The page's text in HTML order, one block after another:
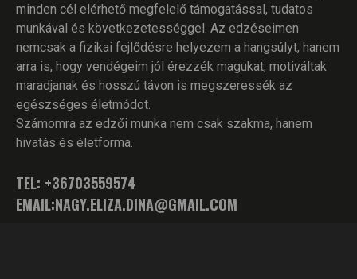
minden cél elérhető megfelelő támogatással, tudatos
munkával és következetességgel. Az edzéseimen
nemcsak a fizikai fejlődésre helyezem a hangsúlyt, hanem
arra is, hogy vendégeim jól érezzék magukat, motiváltak
maradjanak és hosszú távon is megszeressék az
egészséges életmódot.
Számomra az edzői munka nem csak szakma, hanem
hivatás és életforma.
TEL: +36703559574
EMAIL:NAGY.ELIZA.DINA@GMAIL.COM